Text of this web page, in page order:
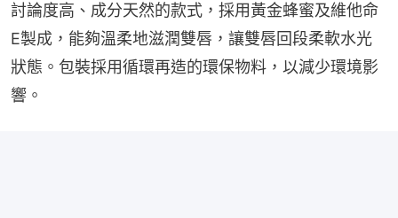
討論度高、成分天然的款式，採用黃金蜂蜜及維他命
E製成，能夠溫柔地滋潤雙唇，讓雙唇回段柔軟水光
狀態。包裝採用循環再造的環保物料，以減少環境影
響。